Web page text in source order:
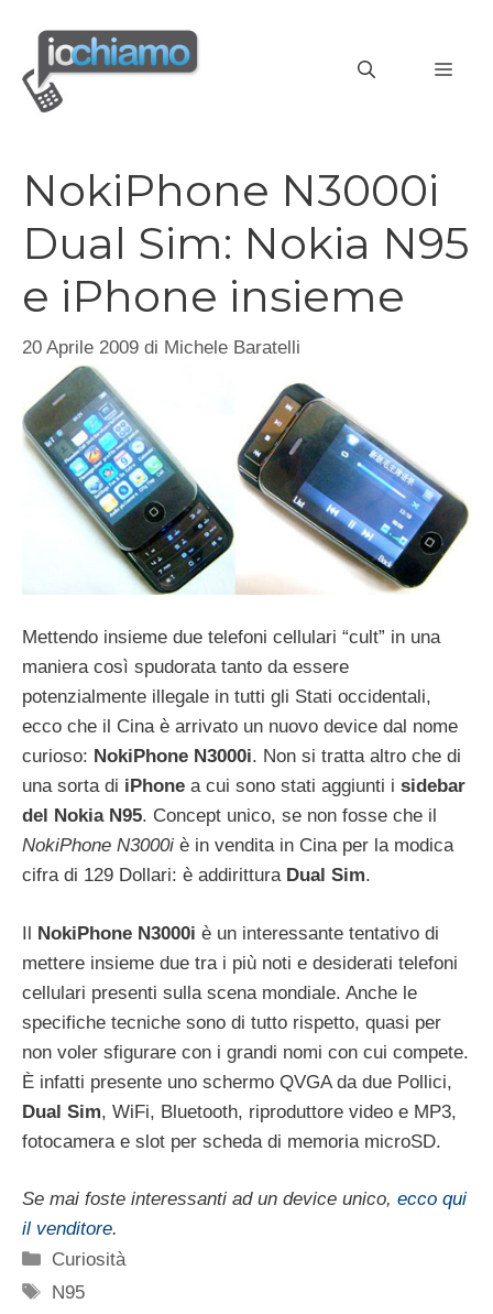
contenuto
NokiPhone N3000i
Dual Sim: Nokia N95
e iPhone insieme
20 Aprile 2009 di Michele Baratelli
Mettendo insieme due telefoni cellulari “cult” in una
maniera così spudorata tanto da essere
potenzialmente illegale in tutti gli Stati occidentali,
ecco che il Cina è arrivato un nuovo device dal nome
curioso: NokiPhone N3000i. Non si tratta altro che di
una sorta di iPhone a cui sono stati aggiunti i sidebar
del Nokia N95. Concept unico, se non fosse che il
NokiPhone N3000i è in vendita in Cina per la modica
cifra di 129 Dollari: è addirittura Dual Sim.
Il NokiPhone N3000i è un interessante tentativo di
mettere insieme due tra i più noti e desiderati telefoni
cellulari presenti sulla scena mondiale. Anche le
specifiche tecniche sono di tutto rispetto, quasi per
non voler sfigurare con i grandi nomi con cui compete.
È infatti presente uno schermo QVGA da due Pollici,
Dual Sim, WiFi, Bluetooth, riproduttore video e MP3,
fotocamera e slot per scheda di memoria microSD.
Se mai foste interessanti ad un device unico, ecco qui
il venditore.
Categorie
Curiosità
Tag
N95